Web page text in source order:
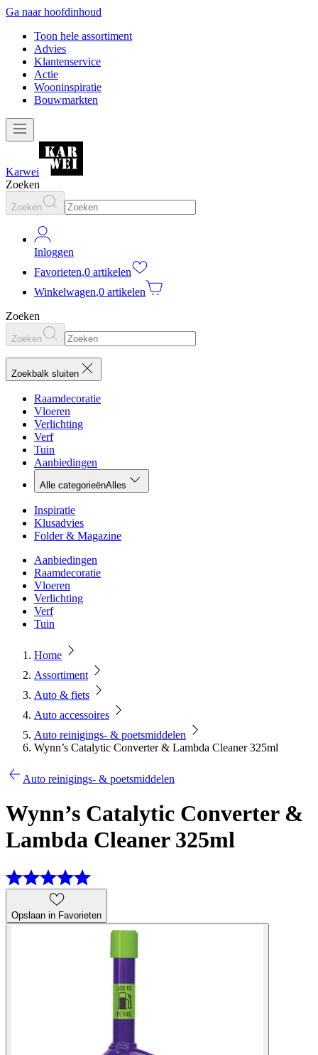
Ga naar hoofdinhoud
Toon hele assortiment
Advies
Klantenservice
Actie
Wooninspiratie
Bouwmarkten
Karwei
Zoeken
Zoeken
Inloggen
Favorieten,0 artikelen
Winkelwagen,0 artikelen
Zoeken
Zoeken
Zoekbalk sluiten
Raamdecoratie
Vloeren
Verlichting
Verf
Tuin
Aanbiedingen
Alle categorieënAlles
Inspiratie
Klusadvies
Folder & Magazine
Aanbiedingen
Raamdecoratie
Vloeren
Verlichting
Verf
Tuin
Home
Assortiment
Auto & fiets
Auto accessoires
Auto reinigings- & poetsmiddelen
Wynn’s Catalytic Converter & Lambda Cleaner 325ml
Auto reinigings- & poetsmiddelen
Wynn’s Catalytic Converter &
Lambda Cleaner 325ml
Opslaan in Favorieten